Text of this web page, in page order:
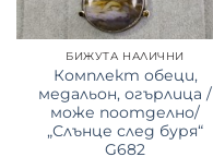
БИЖУТА НАЛИЧНИ
Комплект обеци,
медальон, огърлица /
може поотделно/
„Слънце след буря“
G682